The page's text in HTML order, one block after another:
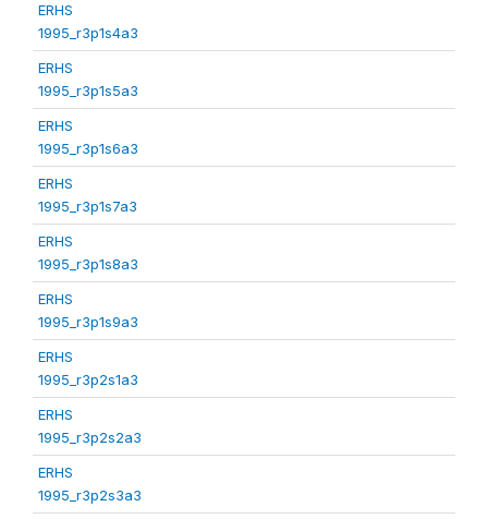
ERHS
1995_r3p1s4a3
ERHS
1995_r3p1s5a3
ERHS
1995_r3p1s6a3
ERHS
1995_r3p1s7a3
ERHS
1995_r3p1s8a3
ERHS
1995_r3p1s9a3
ERHS
1995_r3p2s1a3
ERHS
1995_r3p2s2a3
ERHS
1995_r3p2s3a3